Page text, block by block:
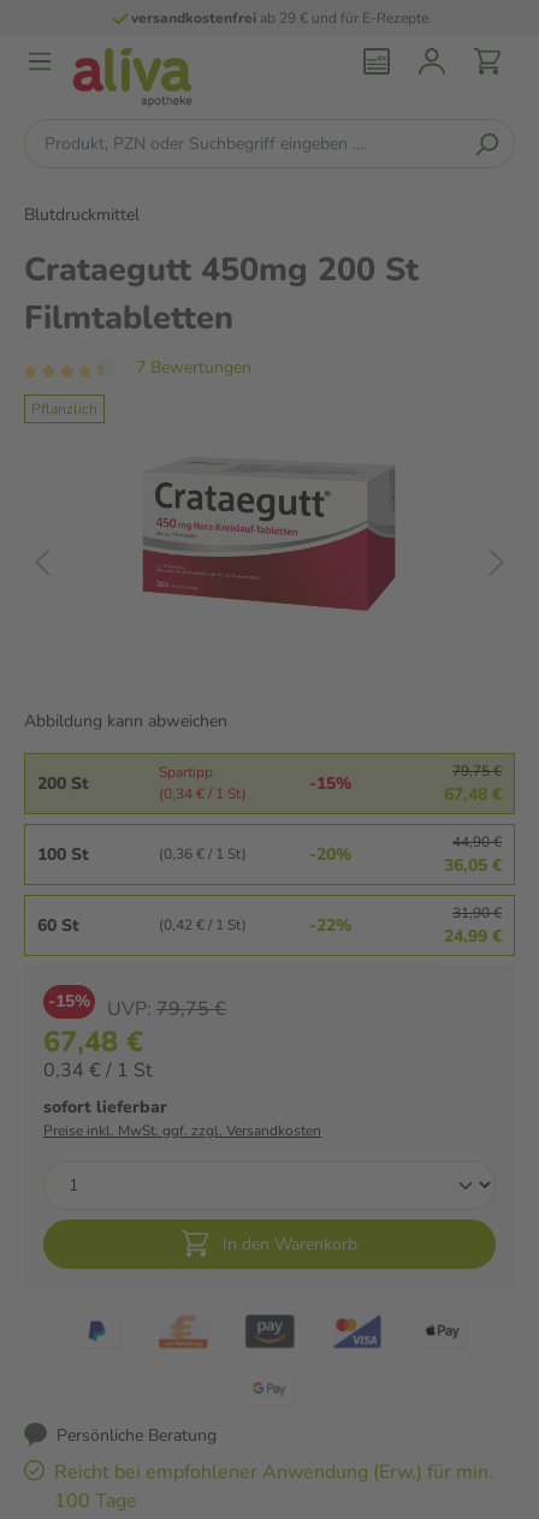
versandkostenfreiab 29 € und für E-Rezepte
Blutdruckmittel
Crataegutt 450mg 200 St
Filmtabletten
7 Bewertungen
Pflanzlich
Abbildung kann abweichen
200 St
Spartipp
(0,34 € / 1 St)
-15%
79,75 €
67,48 €
100 St (0,36 € / 1 St) -20%
44,90 €
36,05 €
60 St (0,42 € / 1 St) -22%
31,90 €
24,99 €
-15% UVP: 79,75 €
67,48 €
0,34 € / 1 St
sofort lieferbar
Preise inkl. MwSt. ggf. zzgl. Versandkosten
In den Warenkorb
Persönliche Beratung
Reicht bei empfohlener Anwendung (Erw.) für min.
100 Tage